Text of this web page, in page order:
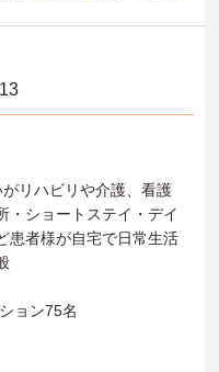
リハビリや介護、看護
・ショートステイ・デイ
患者様が自宅で日常生活
ョン75名